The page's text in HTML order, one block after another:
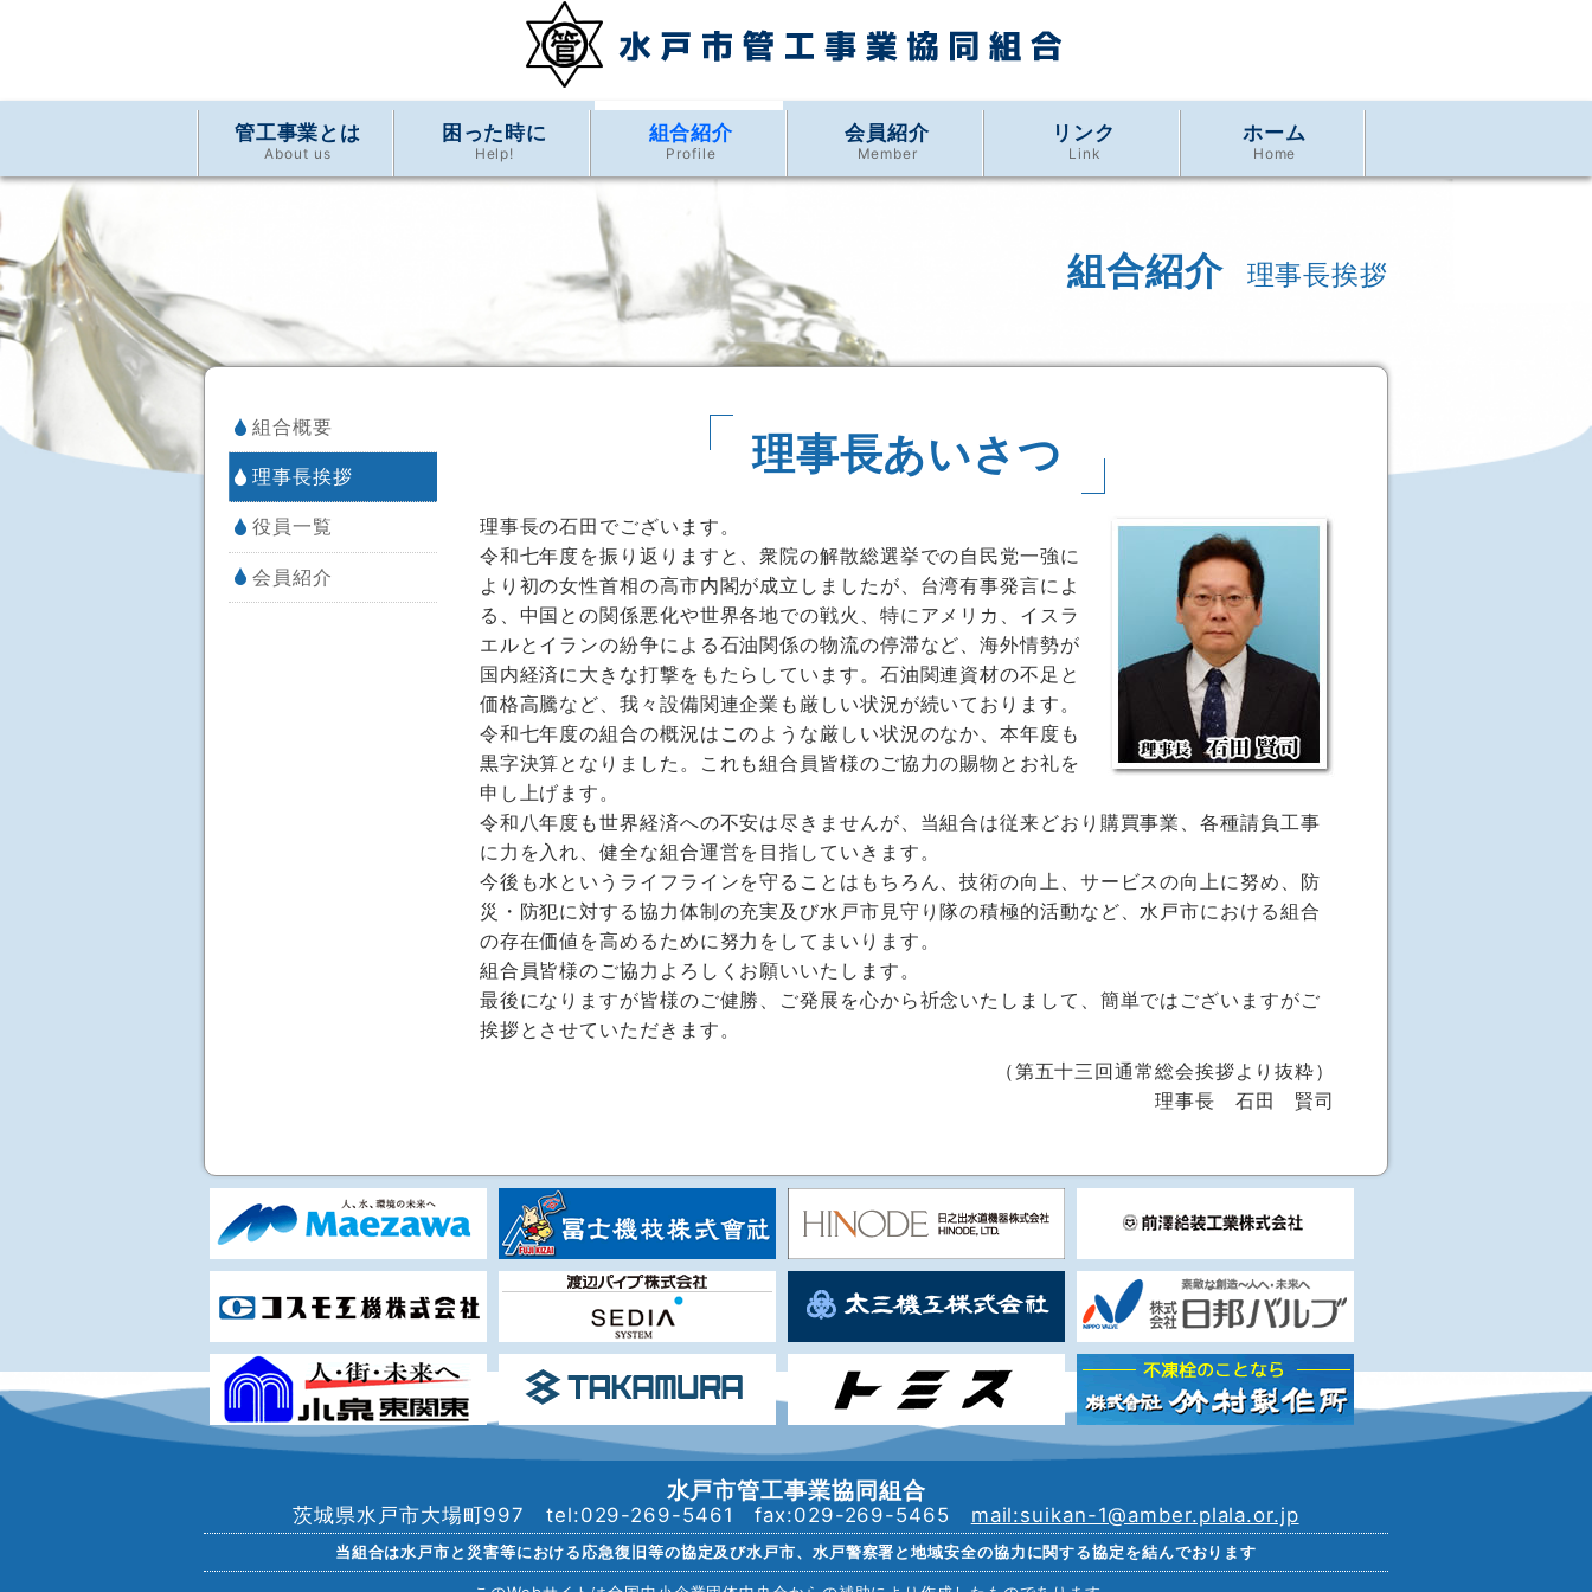
管工事業とは
About us
困った時に
Help!
組合紹介
Profile
会員紹介
Member
リンク
Link
ホーム
Home
組合紹介 理事長挨拶
組合概要
理事長挨拶
役員一覧
会員紹介
理事長あいさつ
理事長の石田でございます。
令和七年度を振り返りますと、衆院の解散総選挙での自民党一強に
より初の女性首相の高市内閣が成立しましたが、台湾有事発言によ
る、中国との関係悪化や世界各地での戦火、特にアメリカ、イスラ
エルとイランの紛争による石油関係の物流の停滞など、海外情勢が
国内経済に大きな打撃をもたらしています。石油関連資材の不足と
価格高騰など、我々設備関連企業も厳しい状況が続いております。
令和七年度の組合の概況はこのような厳しい状況のなか、本年度も
黒字決算となりました。これも組合員皆様のご協力の賜物とお礼を
申し上げます。
令和八年度も世界経済への不安は尽きませんが、当組合は従来どおり購買事業、各種請負工事
に力を入れ、健全な組合運営を目指していきます。
今後も水というライフラインを守ることはもちろん、技術の向上、サービスの向上に努め、防
災・防犯に対する協力体制の充実及び水戸市見守り隊の積極的活動など、水戸市における組合
の存在価値を高めるために努力をしてまいります。
組合員皆様のご協力よろしくお願いいたします。
最後になりますが皆様のご健勝、ご発展を心から祈念いたしまして、簡単ではございますがご
挨拶とさせていただきます。
（第五十三回通常総会挨拶より抜粋）
理事長 石田 賢司
水戸市管工事業協同組合
茨城県水戸市大場町997tel:029-269-5461 fax:029-269-5465 mail:suikan-1@amber.plala.or.jp
当組合は水戸市と災害等における応急復旧等の協定及び水戸市、水戸警察署と地域安全の協力に関する協定を結んでおります